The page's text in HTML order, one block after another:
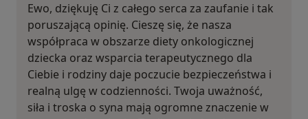
Ewo, dziękuję Ci z całego serca za zaufanie i tak
poruszającą opinię. Cieszę się, że nasza
współpraca w obszarze diety onkologicznej
dziecka oraz wsparcia terapeutycznego dla
Ciebie i rodziny daje poczucie bezpieczeństwa i
realną ulgę w codzienności. Twoja uważność,
siła i troska o syna mają ogromne znaczenie w